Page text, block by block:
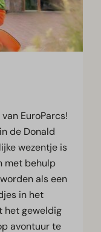
EuroParcs!
de Donald
wezentje is
met behulp
als een
in het
het geweldig
avontuur te